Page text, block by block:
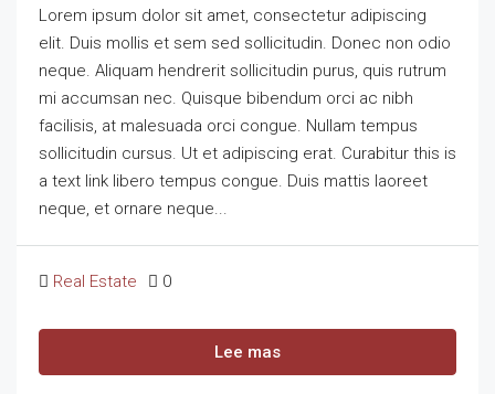
Lorem ipsum dolor sit amet, consectetur adipiscing
elit. Duis mollis et sem sed sollicitudin. Donec non odio
neque. Aliquam hendrerit sollicitudin purus, quis rutrum
mi accumsan nec. Quisque bibendum orci ac nibh
facilisis, at malesuada orci congue. Nullam tempus
sollicitudin cursus. Ut et adipiscing erat. Curabitur this is
a text link libero tempus congue. Duis mattis laoreet
neque, et ornare neque...
Real Estate 0
Lee mas